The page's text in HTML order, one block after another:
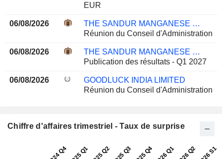
EUR
06/08/2026
THE SANDUR MANGANESE & IRON ORES LIMITED
Réunion du Conseil d'Administration
06/08/2026
THE SANDUR MANGANESE & IRON ORES LIMITED
Publication des résultats - Q1 2027
06/08/2026
GOODLUCK INDIA LIMITED
Réunion du Conseil d'Administration
Chiffre d'affaires trimestriel - Taux de surprise